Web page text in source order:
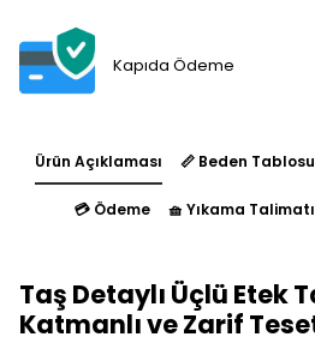
Kapıda Ödeme
Ürün Açıklaması 📏 Beden Tablosu
💳 Ödeme 🧺 Yıkama Talimatı
Taş Detaylı Üçlü Etek
Katmanlı ve Zarif